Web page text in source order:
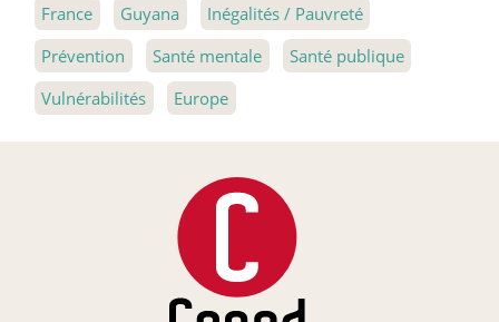
France
Guyana
Inégalités / Pauvreté
Prévention
Santé mentale
Santé publique
Vulnérabilités
Europe